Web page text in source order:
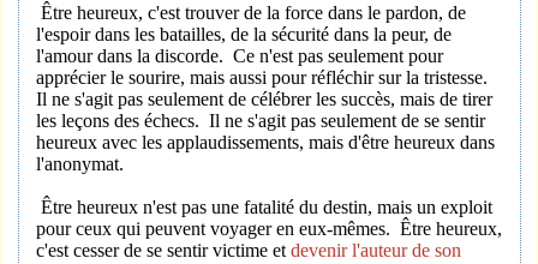
Être heureux, c'est trouver de la force dans le pardon, de
l'espoir dans les batailles, de la sécurité dans la peur, de
l'amour dans la discorde. Ce n'est pas seulement pour
apprécier le sourire, mais aussi pour réfléchir sur la tristesse.
Il ne s'agit pas seulement de célébrer les succès, mais de tirer
les leçons des échecs. Il ne s'agit pas seulement de se sentir
heureux avec les applaudissements, mais d'être heureux dans
l'anonymat.
Être heureux n'est pas une fatalité du destin, mais un exploit
pour ceux qui peuvent voyager en eux-mêmes. Être heureux,
c'est cesser de se sentir victime et devenir l'auteur de son